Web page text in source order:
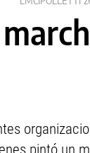
pintó un